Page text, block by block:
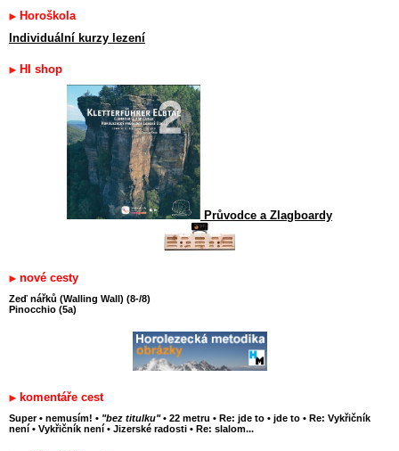
Horoškola
Individuální kurzy lezení
HI shop
Průvodce a Zlagboardy
nové cesty
Zeď nářků (Walling Wall) (8-/8)
Pinocchio (5a)
komentáře cest
Super • nemusím! • "bez titulku" • 22 metru • Re: jde to • jde to • Re: Vykřičník
není • Vykřičník není • Jizerské radosti • Re: slalom...